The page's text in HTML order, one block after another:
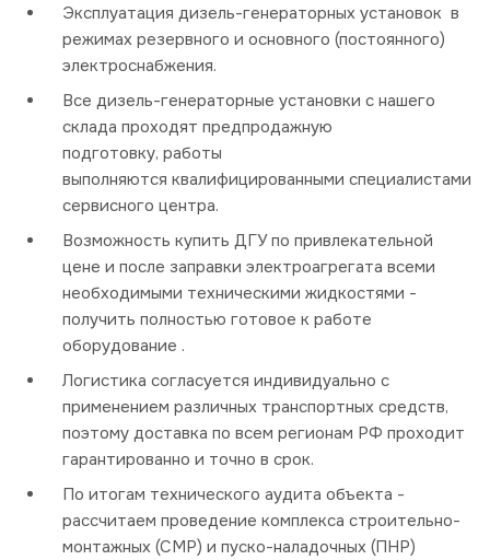
Эксплуатация дизель-генераторных установок в
режимах резервного и основного (постоянного)
электроснабжения.
Все дизель-генераторные установки с нашего
склада проходят предпродажную
подготовку, работы
выполняются квалифицированными специалистами
сервисного центра.
Возможность купить ДГУ по привлекательной
цене и после заправки электроагрегата всеми
необходимыми техническими жидкостями -
получить полностью готовое к работе
оборудование .
Логистика согласуется индивидуально с
применением различных транспортных средств,
поэтому доставка по всем регионам РФ проходит
гарантированно и точно в срок.
По итогам технического аудита объекта -
рассчитаем проведение комплекса строительно-
монтажных (СМР) и пуско-наладочных (ПНР)